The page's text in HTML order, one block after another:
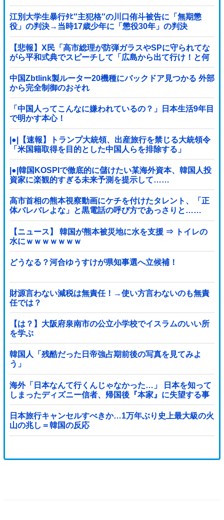
江別大学生暴行ﾀﾋ″主犯格″の川口侑斗被告に「無期懲
役」の判決→当時17歳少年に「懲役30年」の判決
【悲報】X民「高市総理が防弾ガラスやSPに守られてな
がら平和式典でスピーチして「広島から出て行け！と何
度も叫ばれるような人！」 ← 突っ込み殺到 ………
中国Zbtlink製ルーター20機種にバックドア見つかる 外部
から完全制御のおそれ
「中国人ってこんなに嫌われているの？」日本生活9年目
で明かす本心！
|●|【速報】トランプ大統領、出産旅行を禁じる大統領令
「米国籍取得を目的とした中国人らを排除する」
|●|韓国KOSPIで徹底的に儲けたい某海外資本、韓国人投
資家に楽観的すぎる未来予測を提示して……
高市首相の熊本視察動画にケチを付けたタレント、「正
体バレバレよな」と黒電話の呼び方であっさりと……
【ニュース】 韓国が熊本被災地に水を支援 ⇒ トイレの
水にｗｗｗｗｗｗｗ
どうなる？河合ゆうすけが県知事選へ立候補！
財源言わない減税は無責任！→使い方言わないのも無責
任では？
【は？】大阪府泉南市の公立小学校でイスラムのいい所
を学ぶ
韓国人「残酷だった日帝強占期前後の写真を見てみよ
う」
海外「日本なんて行くんじゃなかった…」 日本を知って
しまったディズニー信者、帰国後『本家』に失望する事
態に
日本旅行キャンセルすべきか…1万年ぶり史上最大級の火
山の兆し＝韓国の反応